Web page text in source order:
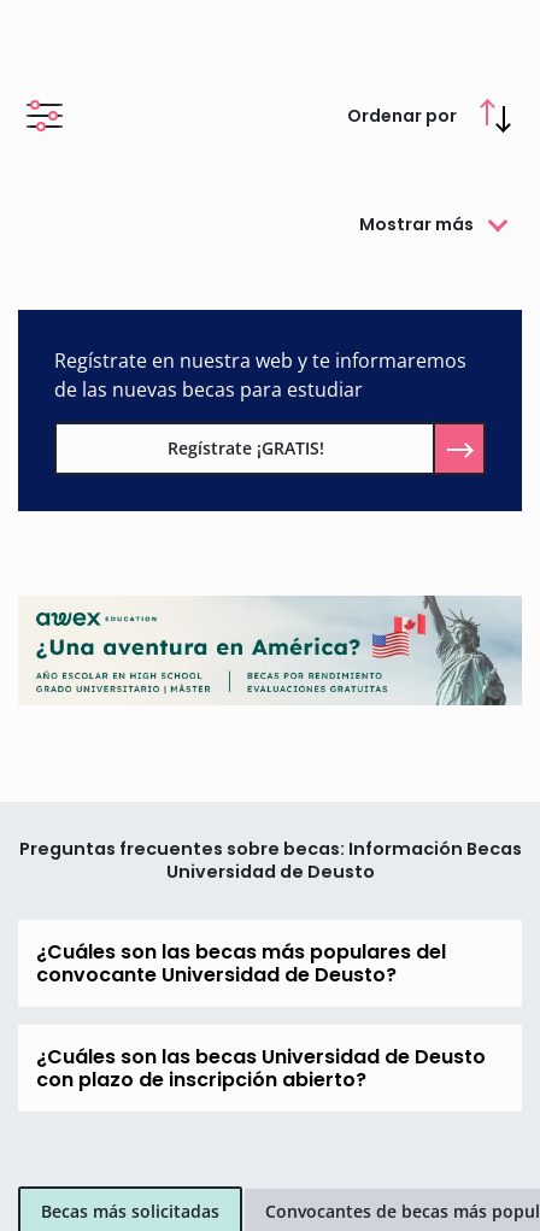
Ordenar por
Mostrar más
Regístrate en nuestra web y te informaremos
de las nuevas becas para estudiar
Regístrate ¡GRATIS!
Preguntas frecuentes sobre becas: Información Becas
Universidad de Deusto
¿Cuáles son las becas más populares del
convocante Universidad de Deusto?
¿Cuáles son las becas Universidad de Deusto
con plazo de inscripción abierto?
Becas más solicitadas Convocantes de becas más